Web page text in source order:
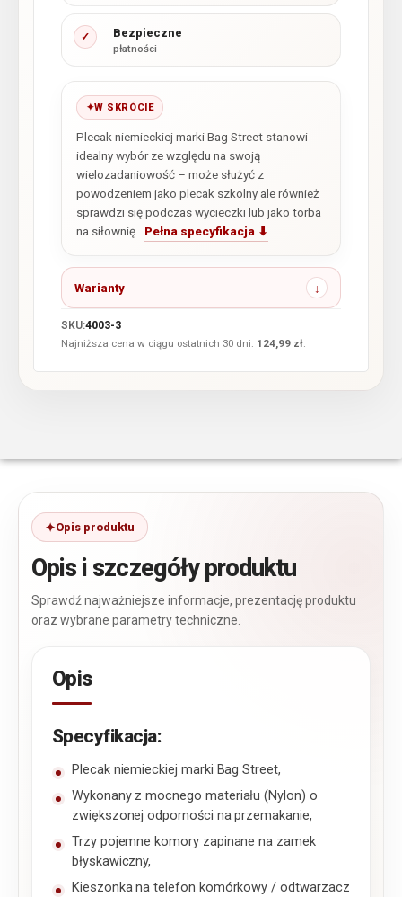
✓ Bezpieczne
płatności
W SKRÓCIE
Plecak niemieckiej marki Bag Street stanowi
idealny wybór ze względu na swoją
wielozadaniowość – może służyć z
powodzeniem jako plecak szkolny ale również
sprawdzi się podczas wycieczki lub jako torba
na siłownię. Pełna specyfikacja ⬇
Warianty
SKU:4003-3
Najniższa cena w ciągu ostatnich 30 dni: 124,99 zł.
Opis produktu
Opis i szczegóły produktu
Sprawdź najważniejsze informacje, prezentację produktu
oraz wybrane parametry techniczne.
Opis
Specyfikacja:
Plecak niemieckiej marki Bag Street,
Wykonany z mocnego materiału (Nylon) o
zwiększonej odporności na przemakanie,
Trzy pojemne komory zapinane na zamek
błyskawiczny,
Kieszonka na telefon komórkowy / odtwarzacz